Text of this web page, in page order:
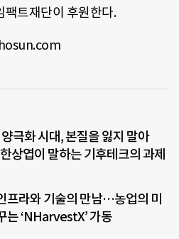
팩트재단이 후원한다.
극화 시대, 본질을 잃지 말아
상엽이 말하는 기후테크의 과제
프라와 기술의 만남…농업의 미
는 ‘NHarvestX’ 가동